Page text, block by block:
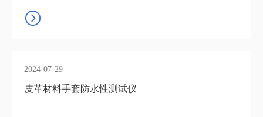
2024-07-29
皮革材料手套防水性测试仪